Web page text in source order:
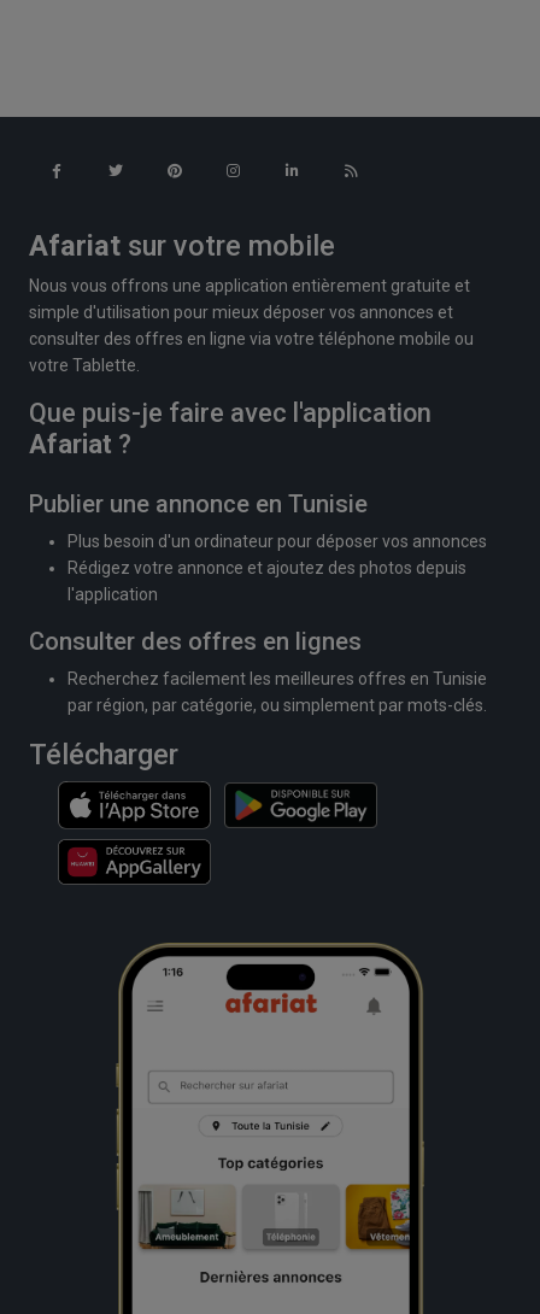
Afariat sur votre mobile
Nous vous offrons une application entièrement gratuite et
simple d'utilisation pour mieux déposer vos annonces et
consulter des offres en ligne via votre téléphone mobile ou
votre Tablette.
Que puis-je faire avec l'application
Afariat ?
Publier une annonce en Tunisie
Plus besoin d'un ordinateur pour déposer vos annonces
Rédigez votre annonce et ajoutez des photos depuis
l'application
Consulter des offres en lignes
Recherchez facilement les meilleures offres en Tunisie
par région, par catégorie, ou simplement par mots-clés.
Télécharger